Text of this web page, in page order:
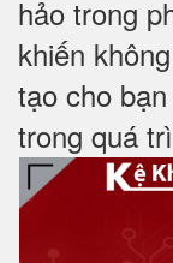
hảo trong
khiến
tạo cho
trong quá